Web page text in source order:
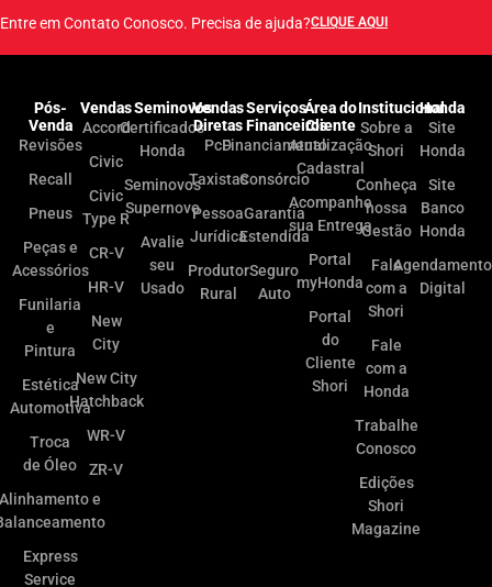
Entre em Contato Conosco. Precisa de ajuda?CLIQUE AQUI
Pós-
Venda
Revisões
Recall
Pneus
Peças e
Acessórios
Funilaria
e
Pintura
Estética
Automotiva
Troca
de Óleo
Alinhamento e
Express
Service
Vendas
Accord
Civic
Civic
Type R
CR-V
HR-V
New
City
New City
Hatchback
WR-V
ZR-V
Seminovos
Certificados
Honda
Seminovos
Supernovo
Avalie
seu
Usado
Vendas
Diretas
PcD
Taxistas
Pessoa
Jurídica
Produtor
Rural
Serviços
Financeiros
Financiamento
Consórcio
Garantia
Estendida
Seguro
Auto
Área do
Cliente
Atualização
Cadastral
Acompanhe
sua Entrega
Portal
myHonda
Portal
do
Cliente
Shori
Institucional
Sobre a
Shori
Conheça
nossa
Gestão
Fale
com a
Shori
Fale
com a
Honda
Trabalhe
Conosco
Edições
Shori
Magazine
Honda
Site
Honda
Site
Banco
Honda
Agendamento
Digital